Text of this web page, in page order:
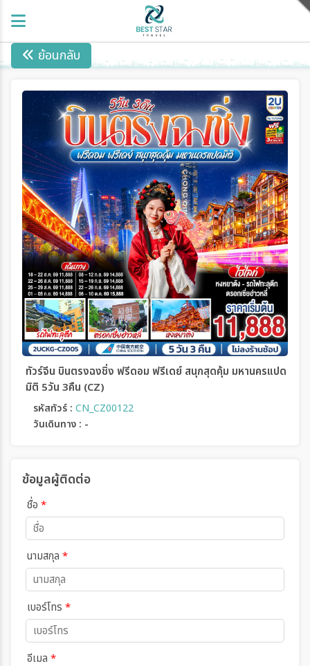
ย้อนกลับ
ทัวร์จีน บินตรงฉงชิ่ง ฟรีดอม ฟรีเดย์ สนุกสุดคุ้ม มหานครแปด
มิติ 5วัน 3คืน (CZ)
รหัสทัวร์ : CN_CZ00122
วันเดินทาง : -
ข้อมูลผู้ติดต่อ
ชื่อ *
นามสกุล *
เบอร์โทร *
อีเมล *